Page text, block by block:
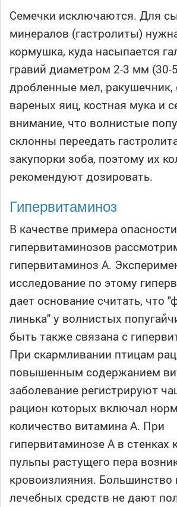
Семечки исключаются. Для
минералов (гастролиты)
кормушка, куда насыпается
гравий диаметром 2-3 мм (30-
дробленные мел, ракушечник,
вареных яиц, костная мука и
внимание, что волнистые
склонны переедать
закупорки зоба, поэтому их
рекомендуют дозировать.
Гипервитаминоз
В качестве примера опасности
гипервитаминозов
гипервитаминоз А.
исследование по этому
дает основание считать, что "
линька" у волнистых
быть также связана с
При скармливании птицам
повышенным содержанием
заболевание регистрируют
рацион которых включал
количество витамина А. При
гипервитаминозе А в стенках
пульпы растущего пера
кровоизлияния.
лечебных средств не дают